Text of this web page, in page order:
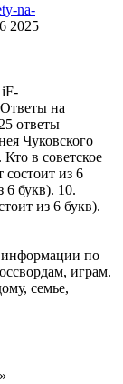
na-
2025
Ответы на
ответы
Чуковского
в советское
состоит из 6
6 букв). 10.
из 6 букв).
»